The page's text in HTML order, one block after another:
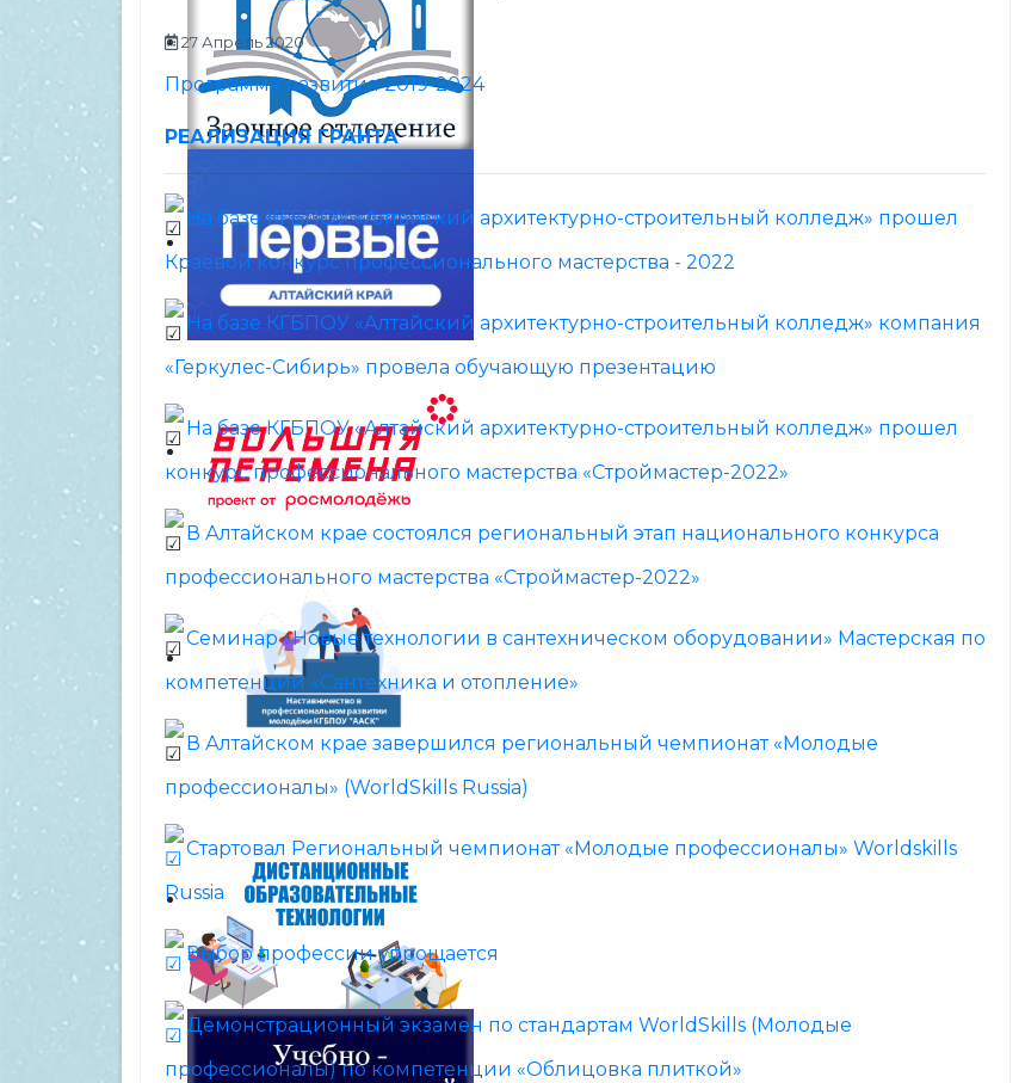
27 Апрель 2020
Программа развития 2019-2024
РЕАЛИЗАЦИЯ ГРАНТА
На базе КГБПОУ «Алтайский архитектурно-строительный колледж» прошел
Краевой конкурс профессионального мастерства - 2022
На базе КГБПОУ «Алтайский архитектурно-строительный колледж» компания
«Геркулес-Сибирь» провела обучающую презентацию
На базе КГБПОУ «Алтайский архитектурно-строительный колледж» прошел
конкурс профессионального мастерства «Строймастер-2022»
В Алтайском крае состоялся региональный этап национального конкурса
профессионального мастерства «Строймастер-2022»
Семинар «Новые технологии в сантехническом оборудовании» Мастерская по
компетенции «Сантехника и отопление»
В Алтайском крае завершился региональный чемпионат «Молодые
профессионалы» (WorldSkills Russia)
Стартовал Региональный чемпионат «Молодые профессионалы» Worldskills
Russia
Выбор профессии упрощается
Демонстрационный экзамен по стандартам WorldSkills (Молодые
профессионалы) по компетенции «Облицовка плиткой»